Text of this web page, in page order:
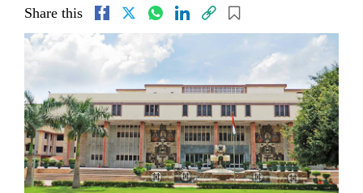
Share this